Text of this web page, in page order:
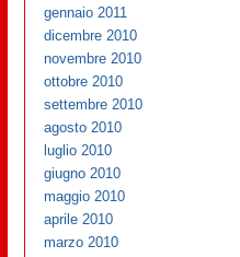
gennaio 2011
dicembre 2010
novembre 2010
ottobre 2010
settembre 2010
agosto 2010
luglio 2010
giugno 2010
maggio 2010
aprile 2010
marzo 2010